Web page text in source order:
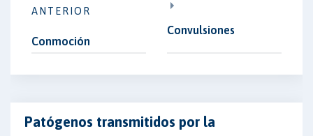
ANTERIOR
Conmoción
Convulsiones
Patógenos transmitidos por la